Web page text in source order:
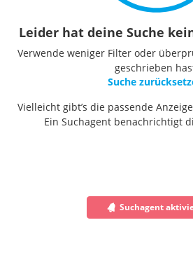
Leider hat deine Suche
Verwende weniger Filter oder
geschrieben
Suche
Vielleicht gibt’s die passende
Ein Suchagent benachrichtigt
Suchagent